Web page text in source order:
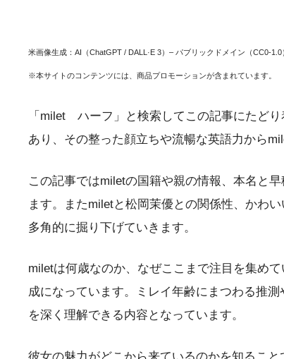
米画像生成：AI（ChatGPT / DALL·E 3）– パブリックドメイン（CC0-1.0
※本サイトのコンテンツには、商品プロモーションが含まれています。
「milet ハーフ」と検索してこの記事にたど
あり、その整った顔立ちや流暢な英語力から
この記事ではmiletの国籍や親の情報、本名と
ます。またmiletと松岡茉優との関係性、かわ
多角的に掘り下げていきます。
miletは何歳なのか、なぜここまで注目を集め
成になっています。ミレイ年齢にまつわる推
を深く理解できる内容となっています。